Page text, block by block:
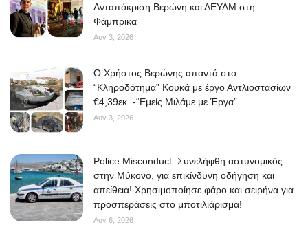
Ανταπόκριση Βερώνη και ΔΕΥΑΜ στη
Φάμπρικα
Αυγ 3, 2026
O Χρήστος Βερώνης απαντά στο
“Κληροδότημα” Κουκά με έργο Αντλιοστασίων
€4,39εκ. -“Εμείς Μιλάμε με Έργα”
Αυγ 3, 2026
Police Misconduct: Συνελήφθη αστυνομικός
στην Μύκονο, για επικίνδυνη οδήγηση και
απείθεια! Χρησιμοποίησε φάρο και σειρήνα για
προσπεράσεις στο μποτιλιάρισμα!
Αυγ 6, 2026